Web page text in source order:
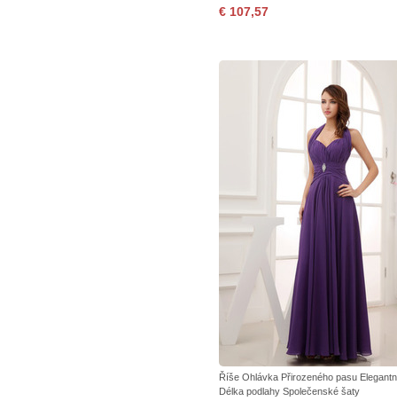
€ 107,57
Říše Ohlávka Přirozeného pasu
Délka podlahy Společenské šaty